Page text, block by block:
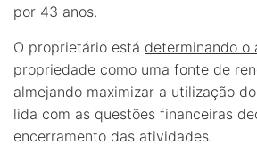
por 43 anos.
O proprietário está determinando o
propriedade como uma fonte de
almejando maximizar a utilização
lida com as questões financeiras
encerramento das atividades.